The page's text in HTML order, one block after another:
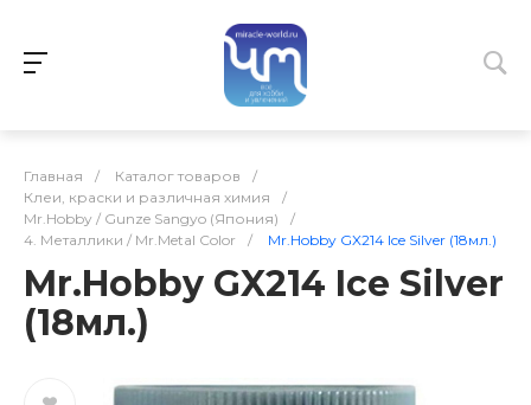
Главная / Каталог товаров
/
Клеи, краски и различная химия
/
Mr.Hobby / Gunze Sangyo (Япония)
/
4. Металлики / Mr.Metal Color
/ Mr.Hobby GX214 Ice Silver (18мл.)
Mr.Hobby GX214 Ice Silver
(18мл.)